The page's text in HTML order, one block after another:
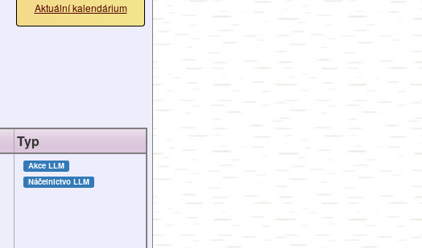
Aktuální kalendárium
Typ
Akce LLM
Náčelnictvo LLM